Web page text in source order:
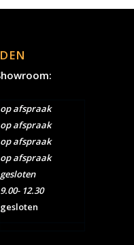
op afspraak
op afspraak
op afspraak
op afspraak
gesloten
9.00- 12.30
gesloten